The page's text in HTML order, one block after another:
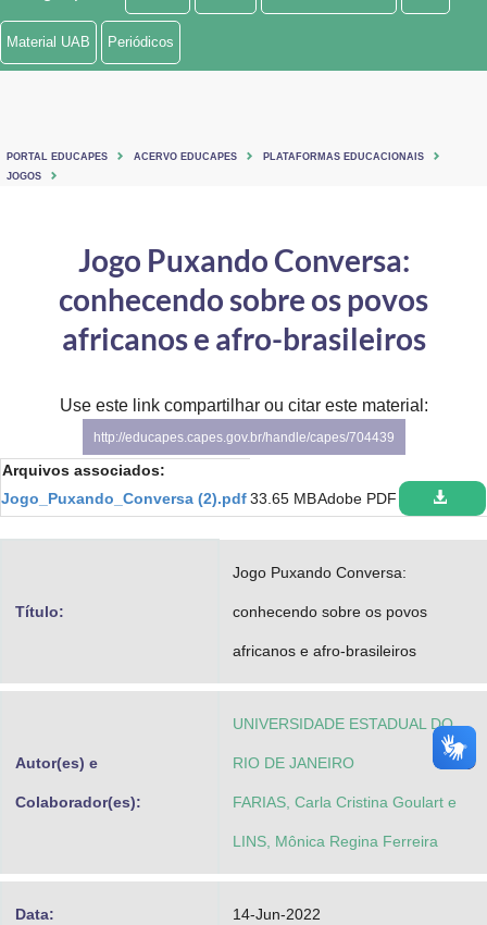
Ministério de Minas e Energia
Ministério do Turismo
Controladoria-Geral da União
Secretaria de Governo
Gabinete de Segurança Institucional
Advocacia-Geral da União
Planalto
Material UAB Periódicos
PORTAL EDUCAPES ACERVO EDUCAPES
PLATAFORMAS EDUCACIONAIS
JOGOS
Jogo Puxando Conversa:
conhecendo sobre os povos
africanos e afro-brasileiros
Use este link compartilhar ou citar este material:
http://educapes.capes.gov.br/handle/capes/704439
Arquivos associados:
Jogo_Puxando_Conversa (2).pdf33.65 MBAdobe PDF
Título:
Jogo Puxando Conversa:
conhecendo sobre os povos
africanos e afro-brasileiros
Autor(es) e
Colaborador(es):
UNIVERSIDADE ESTADUAL DO
RIO DE JANEIRO
FARIAS, Carla Cristina Goulart e
LINS, Mônica Regina Ferreira
Data: 14-Jun-2022